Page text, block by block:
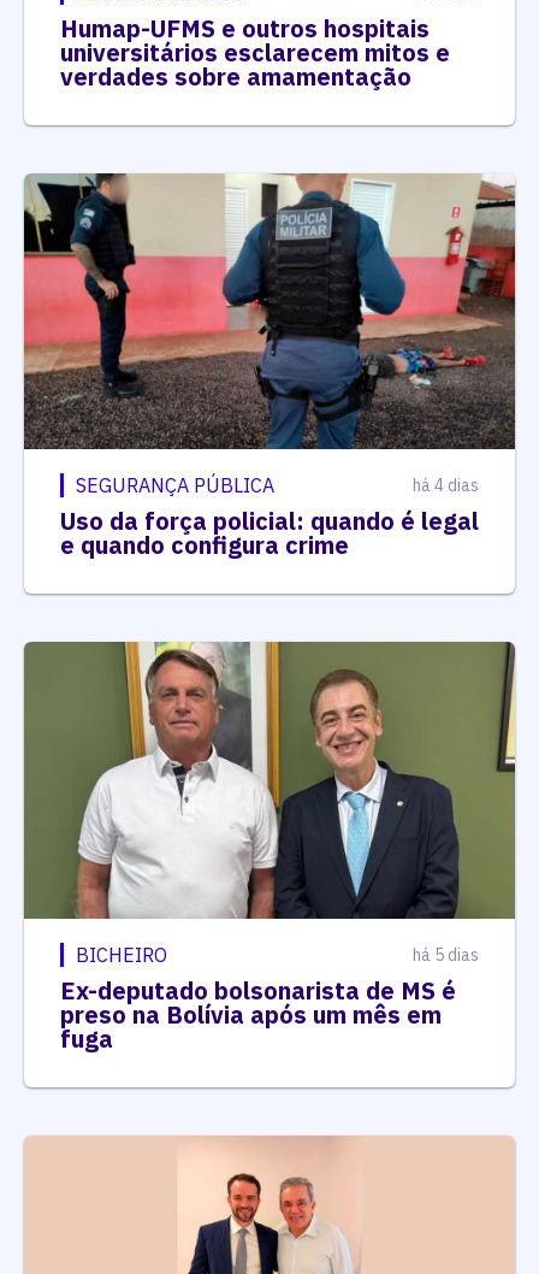
Humap-UFMS e outros hospitais
universitários esclarecem mitos e
verdades sobre amamentação
SEGURANÇA PÚBLICA há 4 dias
Uso da força policial: quando é legal
e quando configura crime
BICHEIRO há 5 dias
Ex-deputado bolsonarista de MS é
preso na Bolívia após um mês em
fuga